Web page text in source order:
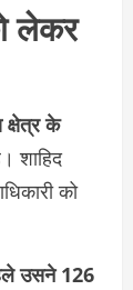
लेकर
क्षेत्र के
शाहिद
को
उसने 126